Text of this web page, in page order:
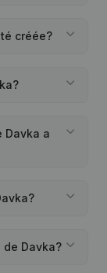
créée?
Davka a
Davka?